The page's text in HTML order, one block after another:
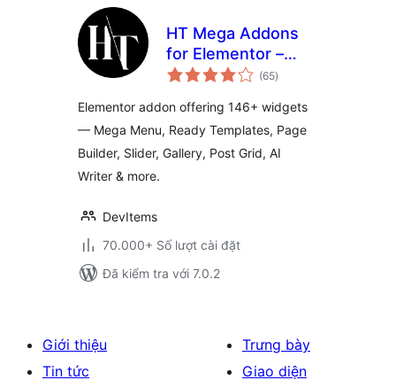
HT Mega Addons
for Elementor –
Elementor Widgets
(65tổng
đánh
)
Elementor addon offering 146+ widgets
— Mega Menu, Ready Templates, Page
Builder, Slider, Gallery, Post Grid, AI
Writer & more.
DevItems
70.000+ Số lượt cài đặt
Đã kiểm tra với 7.0.2
Giới thiệu
Tin tức
Trưng bày
Giao diện